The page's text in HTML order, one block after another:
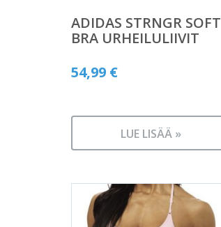
ADIDAS STRNGR SOFT
BRA URHEILULIIVIT
54,99 €
LUE LISÄÄ »